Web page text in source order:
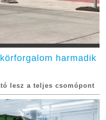
harmadik
lesz a teljes csomópont